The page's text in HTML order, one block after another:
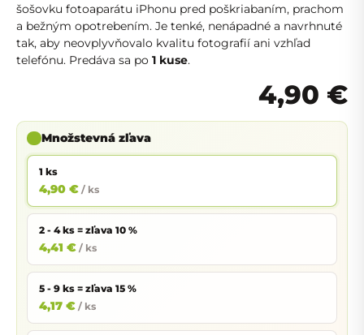
šošovku fotoaparátu iPhonu pred poškriabaním, prachom
a bežným opotrebením. Je tenké, nenápadné a navrhnuté
tak, aby neovplyvňovalo kvalitu fotografií ani vzhľad
telefónu. Predáva sa po 1 kuse.
4,90 €
Množstevná zľava
1 ks
4,90 € / ks
2 - 4 ks = zľava 10 %
4,41 € / ks
5 - 9 ks = zľava 15 %
4,17 € / ks